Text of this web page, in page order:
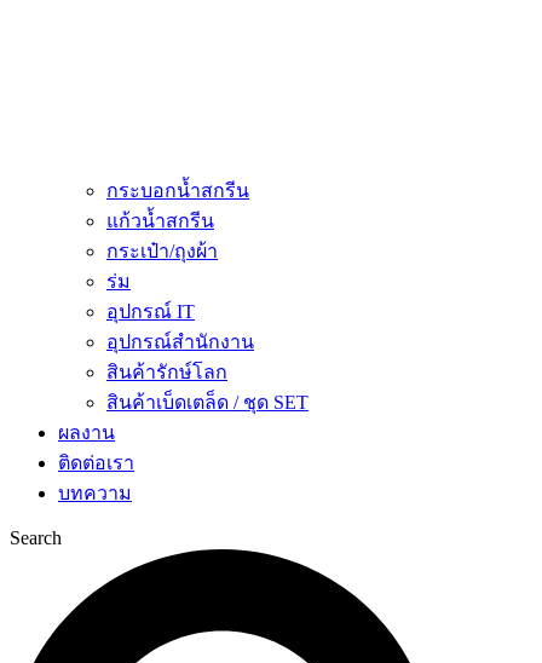
กระบอกน้ำสกรีน
แก้วน้ำสกรีน
กระเป๋า/ถุงผ้า
ร่ม
อุปกรณ์ IT
อุปกรณ์สำนักงาน
สินค้ารักษ์โลก
สินค้าเบ็ดเตล็ด / ชุด SET
ผลงาน
ติดต่อเรา
บทความ
Search